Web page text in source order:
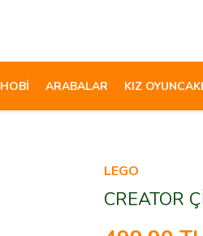
HOBİ ARABALAR KIZ
LEGO
CREATOR